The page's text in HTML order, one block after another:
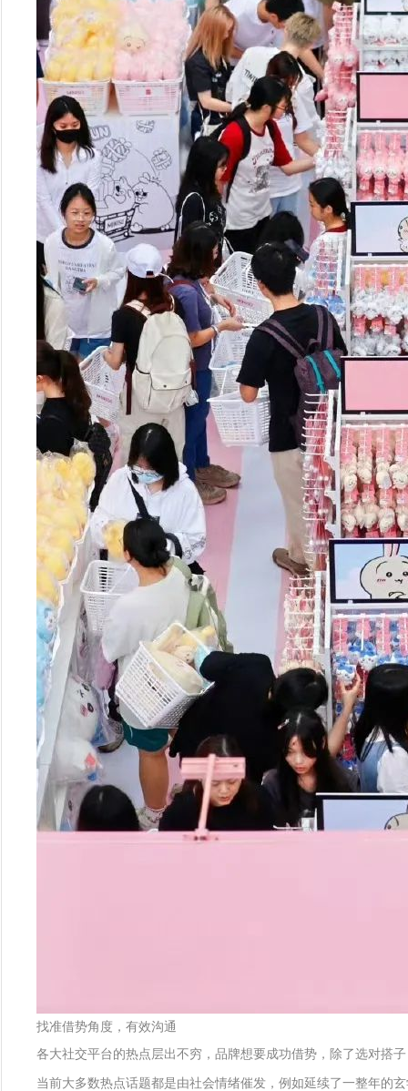
找准借势角度，有效沟通
各大社交平台的热点层出不穷，品牌想要成功借势，除了选对搭
当前大多数热点话题都是由社会情绪催发，例如延续了一整年的